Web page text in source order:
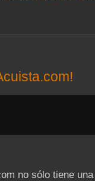
no sólo tiene